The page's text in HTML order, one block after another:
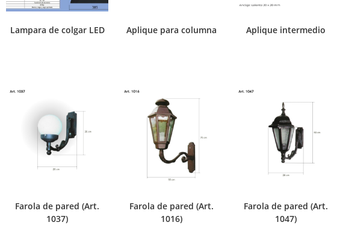
Lampara de colgar LED Aplique para columna Aplique intermedio
Farola de pared (Art.
1037)
Farola de pared (Art.
1016)
Farola de pared (Art.
1047)